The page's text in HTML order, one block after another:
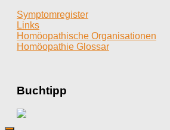
Symptomregister
Links
Homöopathische Organisationen
Homöopathie Glossar
Buchtipp